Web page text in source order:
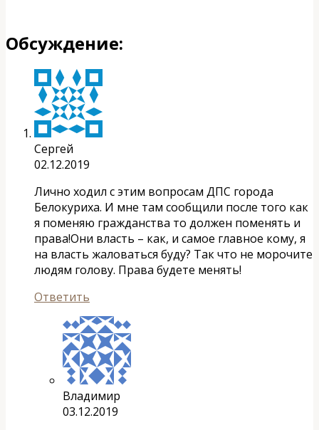
Обсуждение:
Сергей
02.12.2019
Лично ходил с этим вопросам ДПС города
Белокуриха. И мне там сообщили после того как
я поменяю гражданства то должен поменять и
права!Они власть – как, и самое главное кому, я
на власть жаловаться буду? Так что не морочите
людям голову. Права будете менять!
Ответить
Владимир
03.12.2019